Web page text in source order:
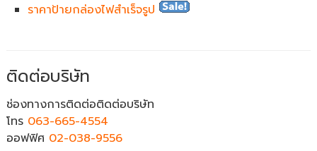
ราคาป้ายกล่องไฟสำเร็จรูป
ติดต่อบริษัท
ช่องทางการติดต่อติดต่อบริษัท
โทร 063-665-4554
ออฟฟิศ 02-038-9556